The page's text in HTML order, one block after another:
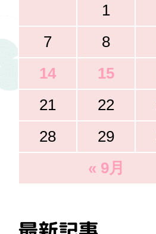
« 9月
1
7
8
14
15
21
22
28
29